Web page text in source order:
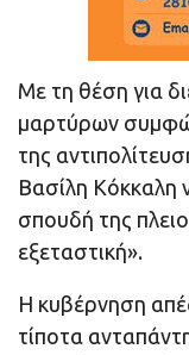
Με τη θέση για
μαρτύρων
της
Βασίλη Κόκκαλη
σπουδή της
εξεταστική».
Η κυβέρνηση
τίποτα